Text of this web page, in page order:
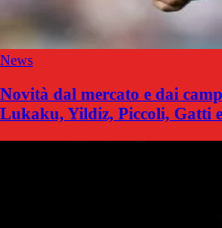
News
Novità dal mercato e dai
Lukaku, Yildiz, Piccoli, Gatti